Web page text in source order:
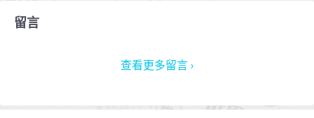
留言
查看更多留言 ›